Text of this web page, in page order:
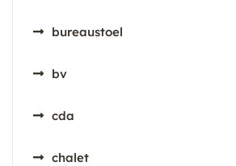
bureaustoel
bv
cda
chalet